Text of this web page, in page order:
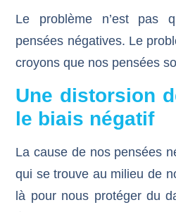
Le problème n’est pas
pensées négatives. Le
croyons que nos pensées
Une distorsion
le biais négatif
La cause de nos pensées
qui se trouve au milieu de
là pour nous protéger du